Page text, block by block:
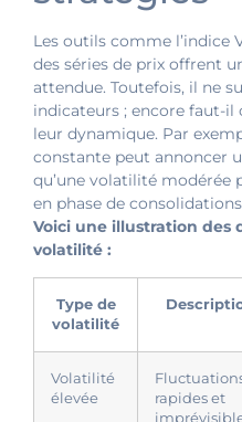
Les outils comme l’indice
des séries de prix offrent
attendue. Toutefois, il ne
indicateurs ; encore faut-
leur dynamique. Par
constante peut annoncer
qu’une volatilité modérée
en phase de
Voici une illustration des
volatilité :
Type de
volatilité
Volatilité
élevée
rapides et